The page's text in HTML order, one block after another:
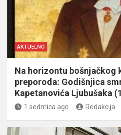
AKTUELNO
Na horizontu bošnjačkog
preporoda: Godišnjica
Kapetanovića Ljubušaka
1 sedmica ago Redakcija